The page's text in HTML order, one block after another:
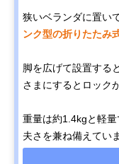
狭いベランダに置い
ンク型の折りたたみ
脚を広げて設置する
さまにするとロック
重量は約1.4kgと軽
夫さを兼ね備えてい